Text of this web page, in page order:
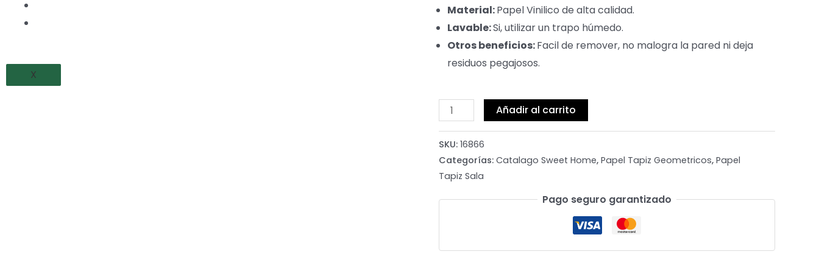
X
Material:Papel Vinilico de alta calidad.
Lavable:Si, utilizar un trapo húmedo.
Otros beneficios:Facil de remover, no malogra la pared ni deja
residuos pegajosos.
Añadir al carrito
SKU: 16866
Categorías: Catalago Sweet Home, Papel Tapiz Geometricos, Papel
Tapiz Sala
Pago seguro garantizado